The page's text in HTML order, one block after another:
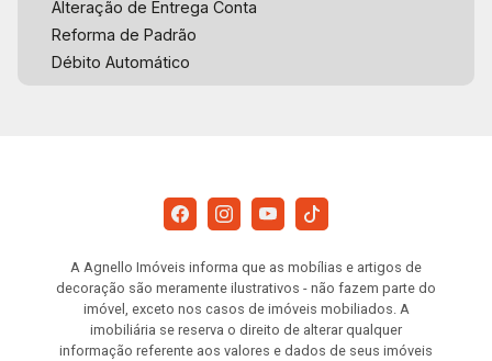
Alteração de Entrega Conta
Reforma de Padrão
Débito Automático
A Agnello Imóveis informa que as mobílias e artigos de
decoração são meramente ilustrativos - não fazem parte do
imóvel, exceto nos casos de imóveis mobiliados. A
imobiliária se reserva o direito de alterar qualquer
informação referente aos valores e dados de seus imóveis